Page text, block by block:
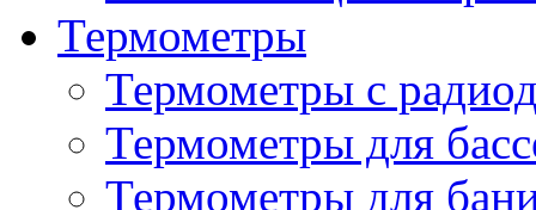
Термометры
Термометры с
Термометры для
Термометры для